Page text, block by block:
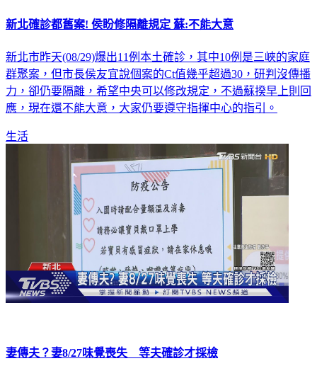
新北確診都舊案! 侯盼修隔離規定 蘇:不能大意
新北市昨天(08/29)爆出11例本土確診，其中10例是三峽的家庭
群聚案，但市長侯友宜說個案的Ct值幾乎超過30，研判沒傳播
力，卻仍要隔離，希望中央可以修改規定，不過蘇揆早上則回
應，現在還不能大意，大家仍要遵守指揮中心的指引。
生活
妻傳夫？妻8/27味覺喪失 等夫確診才採檢